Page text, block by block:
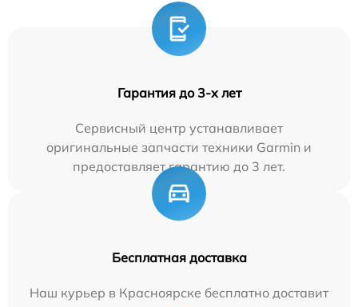
Гарантия до 3-х лет
Сервисный центр устанавливает
оригинальные запчасти техники Garmin и
предоставляет гарантию до 3 лет.
Бесплатная доставка
Наш курьер в Красноярске бесплатно доставит